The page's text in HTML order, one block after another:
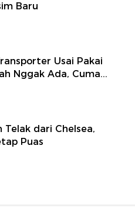
Baru
Usai Pakai
Nggak Ada, Cuma...
Telak dari Chelsea,
Puas